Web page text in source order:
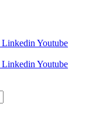
Linkedin Youtube
Linkedin Youtube